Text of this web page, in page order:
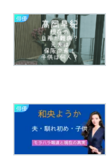
俳優
俳優